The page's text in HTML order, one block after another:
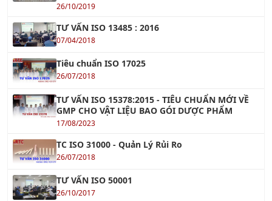
26/10/2019
TƯ VẤN ISO 13485 : 2016
07/04/2018
Tiêu chuẩn ISO 17025
26/07/2018
TƯ VẤN ISO 15378:2015 - TIÊU CHUẨN MỚI VỀ
GMP CHO VẬT LIỆU BAO GÓI DƯỢC PHẨM
17/08/2023
TC ISO 31000 - Quản Lý Rủi Ro
26/07/2018
TƯ VẤN ISO 50001
26/10/2017